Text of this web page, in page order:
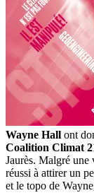
Wayne Hall ont
Coalition Climat
Jaurès. Malgré
réussi à attirer un
et le topo de